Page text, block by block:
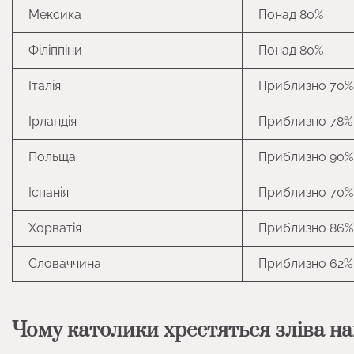
Мексика Понад 80%
Філіппіни Понад 80%
Італія Приблизно 70%
Ірландія Приблизно 78%
Польща Приблизно 90%
Іспанія Приблизно 70%
Хорватія Приблизно 86%
Словаччина Приблизно 62%
Чому католики хрестяться зліва